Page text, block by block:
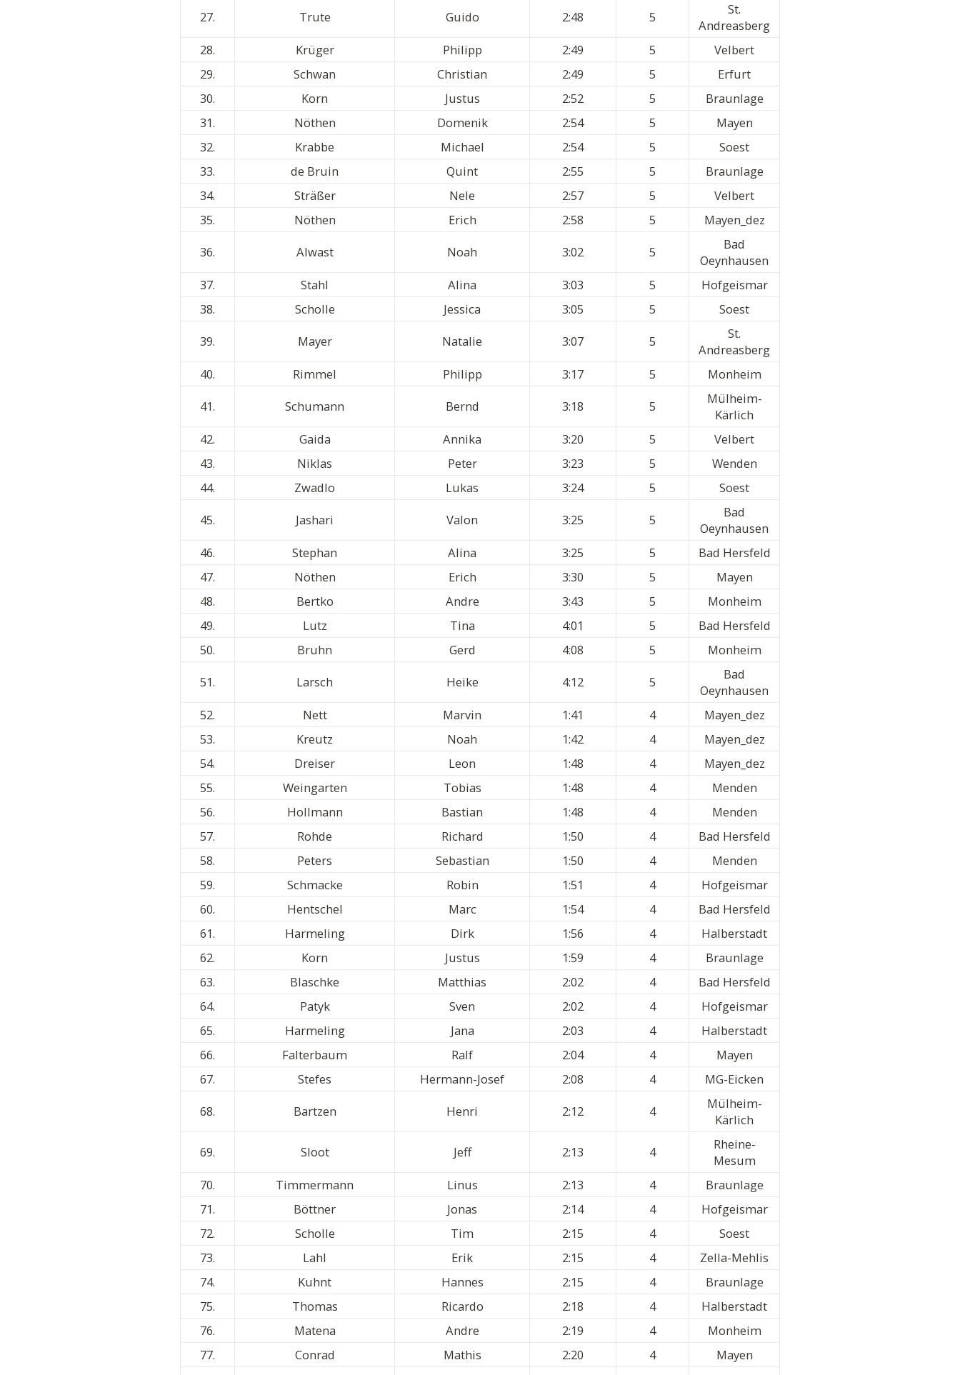
27.
Trute Guido 2:48 5
St.
Andreasberg
28.
Krüger Philipp 2:49 5
Velbert
29.
Schwan Christian 2:49 5
Erfurt
30.
Korn Justus 2:52 5
Braunlage
31.
Nöthen Domenik 2:54 5
Mayen
32.
Krabbe Michael 2:54 5
Soest
33.
de Bruin Quint 2:55 5
Braunlage
34.
Sträßer Nele 2:57 5
Velbert
35.
Nöthen Erich 2:58 5
Mayen_dez
36.
Alwast Noah 3:02 5
Bad
Oeynhausen
37.
Stahl Alina 3:03 5
Hofgeismar
38.
Scholle Jessica 3:05 5
Soest
39.
Mayer Natalie 3:07 5
St.
Andreasberg
40.
Rimmel Philipp 3:17 5
Monheim
41.
Schumann Bernd 3:18 5
Mülheim-
Kärlich
42.
Gaida Annika 3:20 5
Velbert
43.
Niklas Peter 3:23 5
Wenden
44.
Zwadlo Lukas 3:24 5
Soest
45.
Jashari Valon 3:25 5
Bad
Oeynhausen
46.
Stephan Alina 3:25 5
Bad Hersfeld
47.
Nöthen Erich 3:30 5
Mayen
48.
Bertko Andre 3:43 5
Monheim
49.
Lutz Tina 4:01 5
Bad Hersfeld
50.
Bruhn Gerd 4:08 5
Monheim
51.
Larsch Heike 4:12 5
Bad
Oeynhausen
52.
Nett Marvin 1:41 4
Mayen_dez
53.
Kreutz Noah 1:42 4
Mayen_dez
54.
Dreiser Leon 1:48 4
Mayen_dez
55.
Weingarten Tobias 1:48 4
Menden
56.
Hollmann Bastian 1:48 4
Menden
57.
Rohde Richard 1:50 4
Bad Hersfeld
58.
Peters Sebastian 1:50 4
Menden
59.
Schmacke Robin 1:51 4
Hofgeismar
60.
Hentschel Marc 1:54 4
Bad Hersfeld
61.
Harmeling Dirk 1:56 4
Halberstadt
62.
Korn Justus 1:59 4
Braunlage
63.
Blaschke Matthias 2:02 4
Bad Hersfeld
64.
Patyk Sven 2:02 4
Hofgeismar
65.
Harmeling Jana 2:03 4
Halberstadt
66.
Falterbaum Ralf 2:04 4
Mayen
67.
Stefes Hermann-Josef 2:08 4
MG-Eicken
68.
Bartzen Henri 2:12 4
Mülheim-
Kärlich
69.
Sloot Jeff 2:13 4
Rheine-
Mesum
70.
Timmermann Linus 2:13 4
Braunlage
71.
Böttner Jonas 2:14 4
Hofgeismar
72.
Scholle Tim 2:15 4
Soest
73.
Lahl Erik 2:15 4
Zella-Mehlis
74.
Kuhnt Hannes 2:15 4
Braunlage
75.
Thomas Ricardo 2:18 4
Halberstadt
76.
Matena Andre 2:19 4
Monheim
77.
Conrad Mathis 2:20 4
Mayen